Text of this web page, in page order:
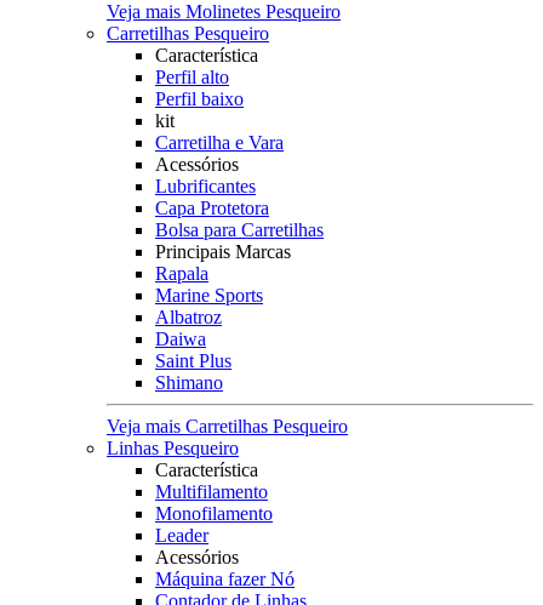
Veja mais Molinetes Pesqueiro
Carretilhas Pesqueiro
Característica
Perfil alto
Perfil baixo
kit
Carretilha e Vara
Acessórios
Lubrificantes
Capa Protetora
Bolsa para Carretilhas
Principais Marcas
Rapala
Marine Sports
Albatroz
Daiwa
Saint Plus
Shimano
Veja mais Carretilhas Pesqueiro
Linhas Pesqueiro
Característica
Multifilamento
Monofilamento
Leader
Acessórios
Máquina fazer Nó
Contador de Linhas